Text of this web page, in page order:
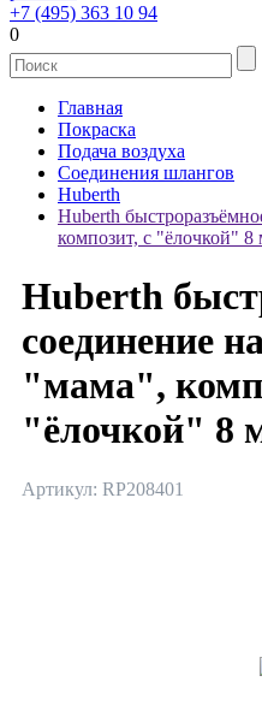
+7 (495) 363 10 94
0
Главная
Покраска
Подача воздуха
Соединения шлангов
Huberth
Huberth
композит, с "ёлочкой" 8
Huberth
соединение
"мама",
"ёлочкой" 8
Артикул: RP208401